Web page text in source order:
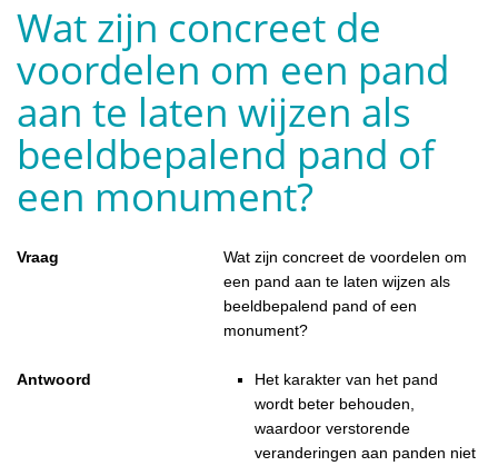
Wat zijn concreet de
voordelen om een pand
aan te laten wijzen als
beeldbepalend pand of
een monument?
Vraag
Wat zijn concreet de voordelen om
een pand aan te laten wijzen als
beeldbepalend pand of een
monument?
Antwoord
Het karakter van het pand
wordt beter behouden,
waardoor verstorende
veranderingen aan panden niet